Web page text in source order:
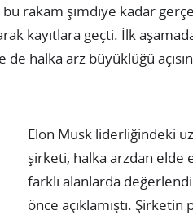
rakam şimdiye kadar
kayıtlara geçti. İlk
halka arz büyüklüğü
Elon Musk liderliğindeki
şirketi, halka arzdan elde
farklı alanlarda
önce açıklamıştı. Şirketin